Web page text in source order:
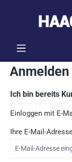
Ich bin bereits
Einloggen mit E-
Ihre E-Mail-